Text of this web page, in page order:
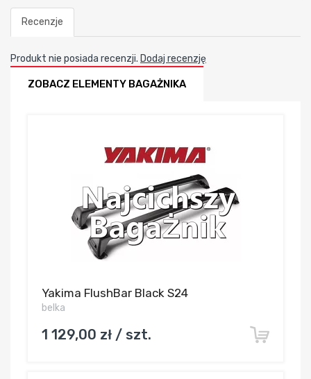
Recenzje
Produkt nie posiada recenzji. Dodaj recenzję
ZOBACZ ELEMENTY BAGAŻNIKA
Yakima FlushBar Black S24
belka
1 129,00 zł / szt.